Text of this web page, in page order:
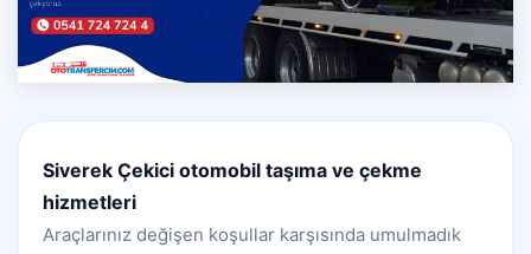
Siverek Çekici otomobil taşıma ve çekme
hizmetleri
Araçlarınız değişen koşullar karşısında umulmadık